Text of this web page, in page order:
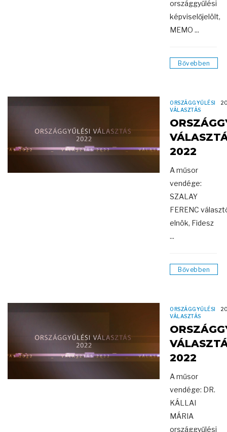
országgyűlési
képviselőjelölt,
MEMO ...
Bővebben
ORSZÁGGYŰLÉSI
VÁLASZTÁS
2022
A műsor
vendége:
SZALAY
FERENC
elnök, Fidesz
...
Bővebben
ORSZÁGGYŰLÉSI
VÁLASZTÁS
2022
A műsor
vendége: DR.
KÁLLAI
MÁRIA
országgyűlési